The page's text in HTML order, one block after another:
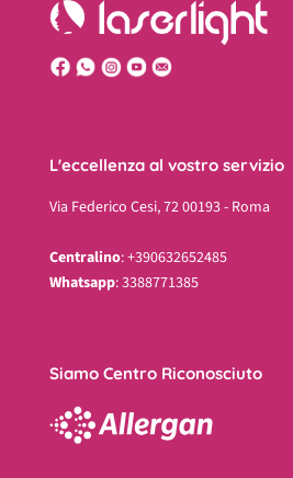
L'eccellenza al vostro servizio
Via Federico Cesi, 72 00193 - Roma
Centralino: +390632652485
Whatsapp: 3388771385
Siamo Centro Riconosciuto